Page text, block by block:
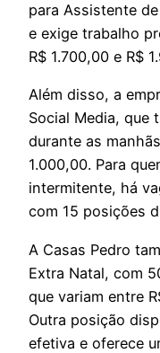
para Assistente
e exige trabalho
R$ 1.700,00 e R$
Além disso, a
Social Media, que
durante as
1.000,00. Para
intermitente, há
com 15 posições
A Casas Pedro
Extra Natal, com
que variam entre
Outra posição
efetiva e oferece